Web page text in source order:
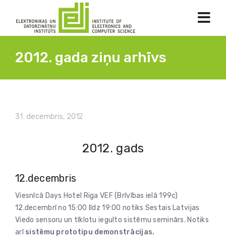
2012. gada ziņu arhīvs
31. decembris, 2012
2012. gads
12.decembris
Viesnīcā Days Hotel Riga VEF (Brīvības ielā 199c)
12.decembrī no 15:00 līdz 19:00 notiks Sestais Latvijas
Viedo sensoru un tīklotu iegulto sistēmu seminārs. Notiks
arīsistēmu prototipu demonstrācijas.